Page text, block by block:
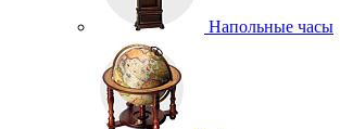
Напольные часы